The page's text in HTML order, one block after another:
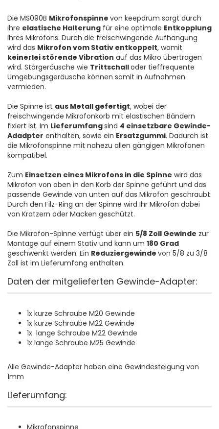
Die MS090B Mikrofonspinne von keepdrum sorgt durch
ihre elastische Halterung für eine optimale Entkopplung
Ihres Mikrofons. Durch die freischwingende Aufhängung
wird das Mikrofon vom Stativ entkoppelt, womit
keinerlei störende Vibration auf das Mikro übertragen
wird. Störgeräusche wie Trittschalloder tieffrequente
Umgebungsgeräusche können somit in Aufnahmen
vermieden.
Die Spinne ist aus Metall gefertigt, wobei der
freischwingende Mikrofonkorb mit elastischen Bändern
fixiert ist. Im Lieferumfangsind 4 einsetzbare Gewinde-
Adadpter enthalten, sowie ein Ersatzgummi. Dadurch ist
die Mikrofonspinne mit nahezu allen gängigen Mikrofonen
kompatibel.
Zum Einsetzen eines Mikrofons in die Spinne wird das
Mikrofon von oben in den Korb der Spinne geführt und das
passende Gewinde von unten auf das Mikrofon geschraubt.
Durch den Filz-Ring an der Spinne wird Ihr Mikrofon dabei
von Kratzern oder Macken geschützt.
Die Mikrofon-Spinne verfügt über ein 5/8 Zoll Gewinde zur
Montage auf einem Stativ und kann um 180 Grad
geschwenkt werden. Ein Reduziergewinde von 5/8 zu 3/8
Zoll ist im Lieferumfang enthalten.
Daten der mitgelieferten Gewinde-Adapter:
1x kurze Schraube M20 Gewinde
1x kurze Schraube M22 Gewinde
1x lange Schraube M22 Gewinde
1x lange Schraube M25 Gewinde
Alle Gewinde-Adapter haben eine Gewindesteigung von
1mm
Lieferumfang: